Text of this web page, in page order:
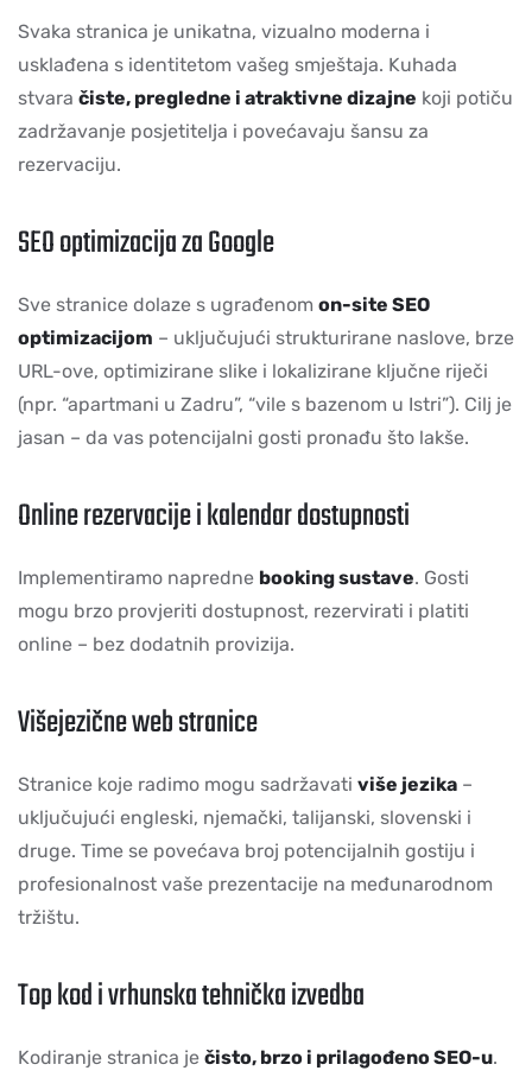
Svaka stranica je unikatna, vizualno moderna i
usklađena s identitetom vašeg smještaja. Kuhada
stvara čiste, pregledne i atraktivne dizajne koji potiču
zadržavanje posjetitelja i povećavaju šansu za
rezervaciju.
SEO optimizacija za Google
Sve stranice dolaze s ugrađenom on-site SEO
optimizacijom – uključujući strukturirane naslove, brze
URL-ove, optimizirane slike i lokalizirane ključne riječi
(npr. “apartmani u Zadru”, “vile s bazenom u Istri”). Cilj je
jasan – da vas potencijalni gosti pronađu što lakše.
Online rezervacije i kalendar dostupnosti
Implementiramo napredne booking sustave. Gosti
mogu brzo provjeriti dostupnost, rezervirati i platiti
online – bez dodatnih provizija.
Višejezične web stranice
Stranice koje radimo mogu sadržavati više jezika –
uključujući engleski, njemački, talijanski, slovenski i
druge. Time se povećava broj potencijalnih gostiju i
profesionalnost vaše prezentacije na međunarodnom
tržištu.
Top kod i vrhunska tehnička izvedba
Kodiranje stranica je čisto, brzo i prilagođeno SEO-u.